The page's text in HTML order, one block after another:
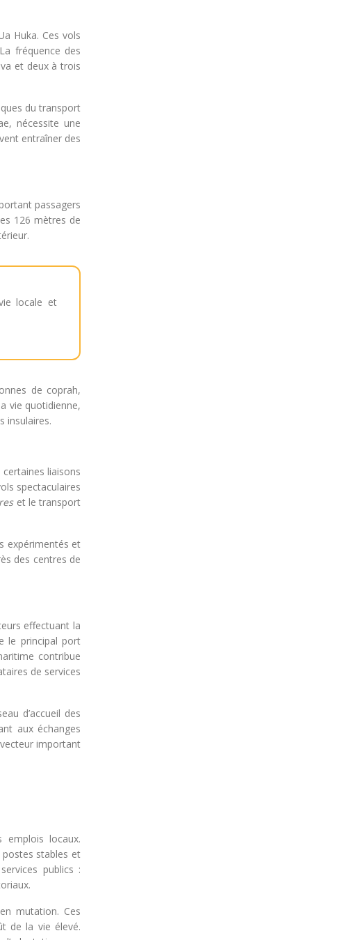
Huka. Ces vols
fréquence des
et deux à trois
du transport
nécessite une
entraîner des
passagers
126 mètres de
locale et
de coprah,
vie quotidienne,
insulaires.
liaisons
spectaculaires
et le transport
expérimentés et
des centres de
effectuant la
le principal port
contribue
de services
d’accueil des
aux échanges
important
emplois locaux.
postes stables et
publics :
mutation. Ces
de la vie élevé.